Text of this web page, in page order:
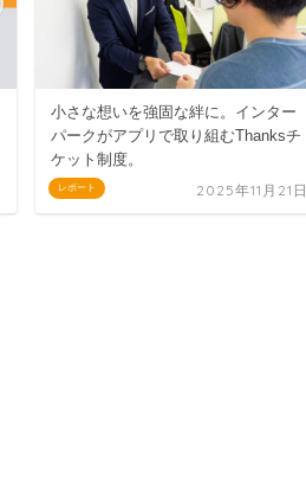
レポート
小さな想いを強固な絆に。インター
パークがアプリで取り組むThanksチ
ケット制度。
2025年11月21日